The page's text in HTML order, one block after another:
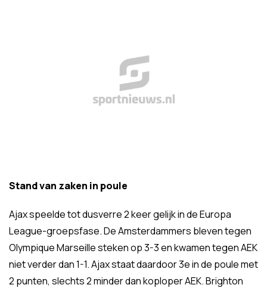
Stand van zaken in poule
Ajax speelde tot dusverre 2 keer gelijk in de Europa
League-groepsfase. De Amsterdammers bleven tegen
Olympique Marseille steken op 3-3 en kwamen tegen AEK
niet verder dan 1-1. Ajax staat daardoor 3e in de poule met
2 punten, slechts 2 minder dan koploper AEK. Brighton